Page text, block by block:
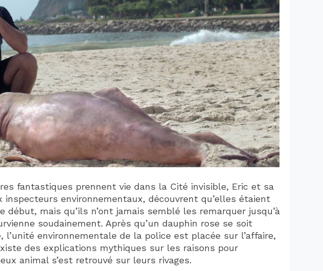
fantastiques prennent vie dans la Cité invisible, Eric et sa
inspecteurs environnementaux, découvrent qu’elles étaient
mais qu’ils n’ont jamais semblé les remarquer jusqu’à
soudainement. Après qu’un dauphin rose se soit
l’unité environnementale de la police est placée sur l’affaire,
des explications mythiques sur les raisons pour
animal s’est retrouvé sur leurs rivages.